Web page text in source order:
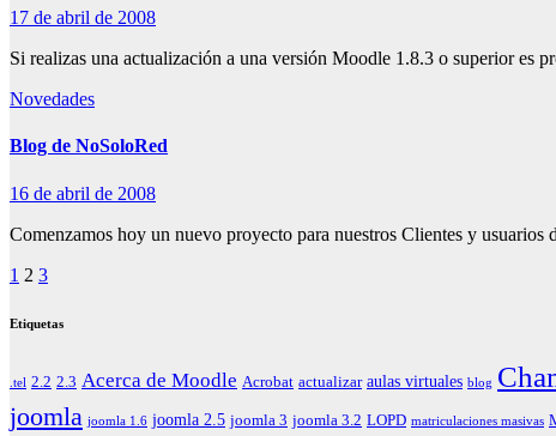
17 de abril de 2008
Si realizas una actualización a una versión Moodle 1.8.3 o superior es
Novedades
Blog de NoSoloRed
16 de abril de 2008
Comenzamos hoy un nuevo proyecto para nuestros Clientes y
Paginación
de
1 2 3
Etiquetas
.tel 2.2 2.3 Acerca de Moodle Acrobat actualizar aulas virtuales blog
joomla joomla 1.6 joomla 2.5 joomla 3 joomla 3.2 LOPD matriculaciones masivas